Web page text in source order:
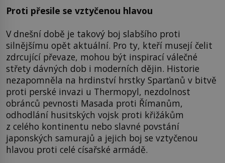
Proti přesile se vztyčenou hlavou
V dnešní době je takový boj slabšího proti
silnějšímu opět aktuální. Pro ty, kteří musejí čelit
zdrcující převaze, mohou být inspirací válečné
střety dávných dob i moderních dějin. Historie
nezapomněla na hrdinství hrstky Sparťanů v bitvě
proti perské invazi u Thermopyl, nezdolnost
obránců pevnosti Masada proti Římanům,
odhodlání husitských vojsk proti křižákům
z celého kontinentu nebo slavné povstání
japonských samurajů a jejich boj se vztyčenou
hlavou proti celé císařské armádě.